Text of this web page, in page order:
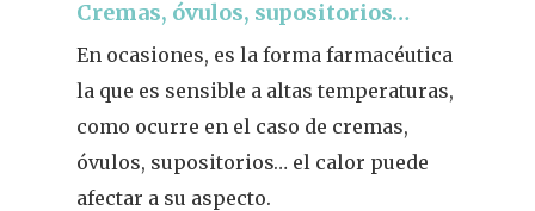
Cremas, óvulos, supositorios…
En ocasiones, es la forma farmacéutica
la que es sensible a altas temperaturas,
como ocurre en el caso de cremas,
óvulos, supositorios… el calor puede
afectar a su aspecto.